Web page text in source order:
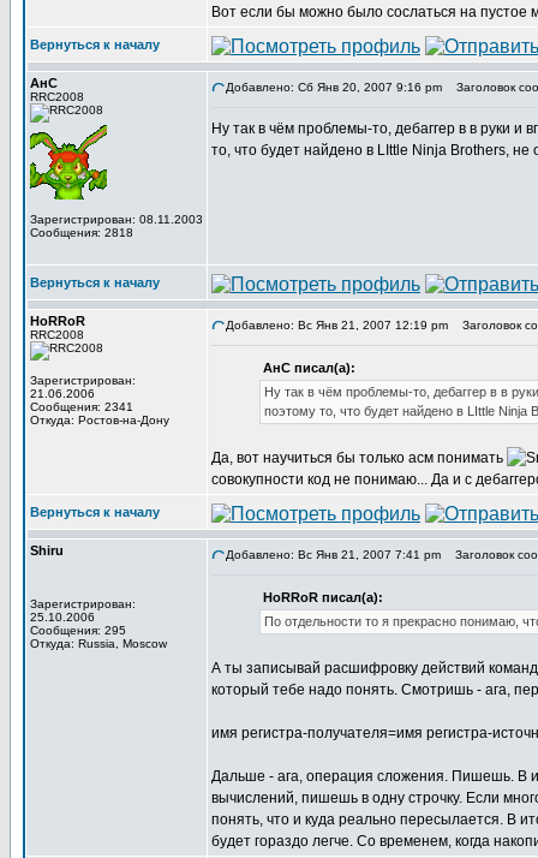
Вот если бы можно было сослаться на пустое
Вернуться к началу
АнС
RRC2008
Зарегистрирован: 08.11.2003
Сообщения: 2818
Добавлено: Сб Янв 20, 2007 9:16 pm Заголовок
Ну так в чём проблемы-то, дебаггер в в руки и
то, что будет найдено в LIttle Ninja Brothers, не
Вернуться к началу
HoRRoR
RRC2008
Зарегистрирован:
21.06.2006
Сообщения: 2341
Откуда: Ростов-на-Дону
Добавлено: Вс Янв 21, 2007 12:19 pm Заголовок
АнС писал(а):
Ну так в чём проблемы-то, дебаггер в в
поэтому то, что будет найдено в LIttle Ninja
Да, вот научиться бы только асм понимать
совокупности код не понимаю... Да и с
Вернуться к началу
Shiru
Зарегистрирован:
25.10.2006
Сообщения: 295
Откуда: Russia, Moscow
Добавлено: Вс Янв 21, 2007 7:41 pm Заголовок
HoRRoR писал(а):
По отдельности то я прекрасно понимаю,
А ты записывай расшифровку действий
который тебе надо понять. Смотришь - ага,
имя регистра-получателя=имя регистра-
Дальше - ага, операция сложения. Пишешь. В
вычислений, пишешь в одну строчку. Если
понять, что и куда реально пересылается. В
будет гораздо легче. Со временем, когда